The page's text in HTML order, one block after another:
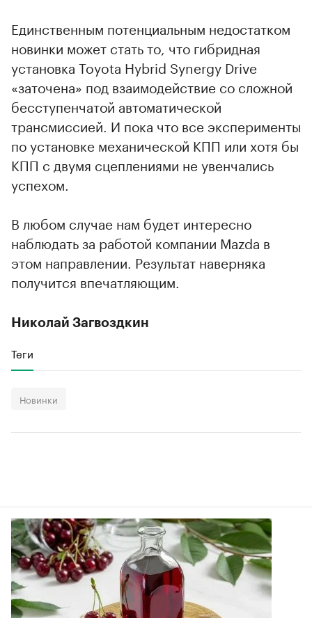
Единственным потенциальным недостатком
новинки может стать то, что гибридная
установка Toyota Hybrid Synergy Drive
«заточена» под взаимодействие со сложной
бесступенчатой автоматической
трансмиссией. И пока что все эксперименты
по установке механической КПП или хотя бы
КПП с двумя сцеплениями не увенчались
успехом.
В любом случае нам будет интересно
наблюдать за работой компании Mazda в
этом направлении. Результат наверняка
получится впечатляющим.
Николай Загвоздкин
Теги
Новинки